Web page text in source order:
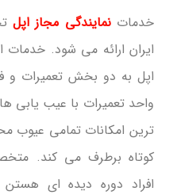
خدمات نمایندگی مجاز اپل
ایران ارائه می شود. خدمات
اپل به دو بخش تعمیرات
واحد تعمیرات با عیب یابی
ترین امکانات تمامی عیوب
کوتاه برطرف می کند.
افراد دوره دیده ای